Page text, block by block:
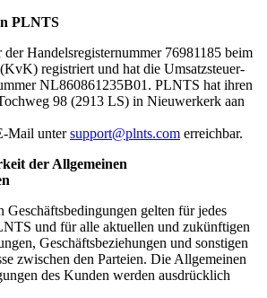
PLNTS
Handelsregisternummer 76981185 beim
registriert und hat die Umsatzsteuer-
NL860861235B01. PLNTS hat ihren
98 (2913 LS) in Nieuwerkerk aan
Mail untersupport@plnts.com erreichbar.
der Allgemeinen
Geschäftsbedingungen gelten für jedes
und für alle aktuellen und zukünftigen
Geschäftsbeziehungen und sonstigen
zwischen den Parteien. Die Allgemeinen
des Kunden werden ausdrücklich